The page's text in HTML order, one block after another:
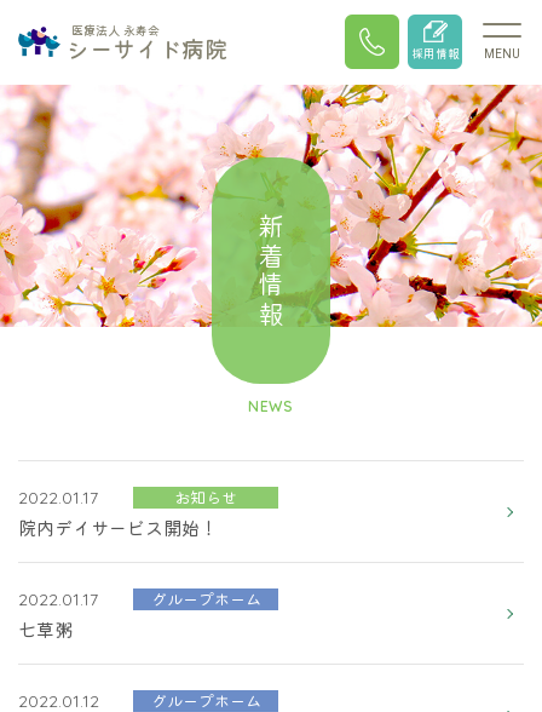
医療法人 永寿会
シーサイド病院 採用情報 MENU
新着情報
NEWS
2022.01.17 お知らせ
院内デイサービス開始！
2022.01.17 グループホーム
七草粥
2022.01.12 グループホーム